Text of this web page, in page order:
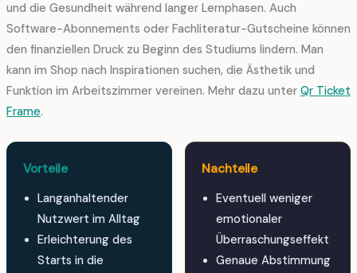
und die Gesundheit während langer Lernphasen. Auch
Software-Abonnements oder Fachliteratur-Gutscheine können
den finanziellen Druck zu Beginn des Studiums lindern. Man
kann im Shop nach Inspirationen suchen, die Ästhetik und
Funktion im Arbeitszimmer vereinen. Mehr dazu unter Qr Ticket
Frame.
Vorteile
Langanhaltender
Nutzwert im Alltag
Erleichterung des
Starts in die
Nachteile
Eventuell weniger
emotionaler
Überraschungseffekt
Genaue Abstimmung